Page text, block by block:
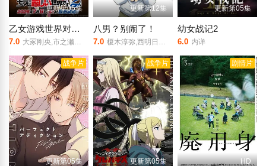
更新第05集
乙女游戏世界对路人角色很不友好 第二季
7.0 大冢刚央,市之濑加那,菲鲁兹·蓝,石田彰,佐仓绫音,铃村健一,鸟海浩辅,立花慎之介,游佐浩二,桧山修之,竹内顺子,大原沙耶香,雨宫天,小仓唯,宇垣秀成,黑田崇矢
更新第12集
八男？别闹了！
7.0 榎木淳弥,西明日香,三村有己,小松未可子,市道真央,下野纮,高冢智人,杉田智和,野上尤加奈,浪川大辅,屋良有作,山根雅史
更新第05集
幼女战记2
6.0 内详
战争片
更新第05集
战争片
更新第05集
剧情片
HD